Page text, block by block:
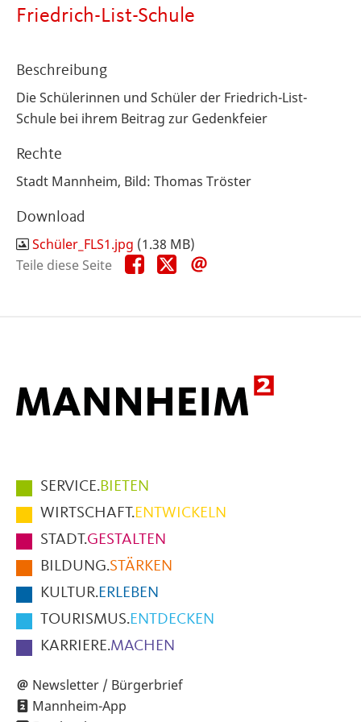
Friedrich-List-Schule
Beschreibung
Die Schülerinnen und Schüler der Friedrich-List-
Schule bei ihrem Beitrag zur Gedenkfeier
Rechte
Stadt Mannheim, Bild: Thomas Tröster
Download
Schüler_FLS1.jpg (1.38 MB)
Teile diese Seite
Teile
diese
Teile
diese
Hauptmenüpunkte
im
Fußbereich
der
Seite
SERVICE.BIETEN
WIRTSCHAFT.ENTWICKELN
STADT.GESTALTEN
BILDUNG.STÄRKEN
KULTUR.ERLEBEN
TOURISMUS.ENTDECKEN
KARRIERE.MACHEN
Newsletter / Bürgerbrief
Mannheim-App